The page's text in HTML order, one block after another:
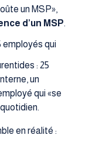
un MSP»,
d’un MSP.
employés qui
: 25
un
qui «se
en réalité :